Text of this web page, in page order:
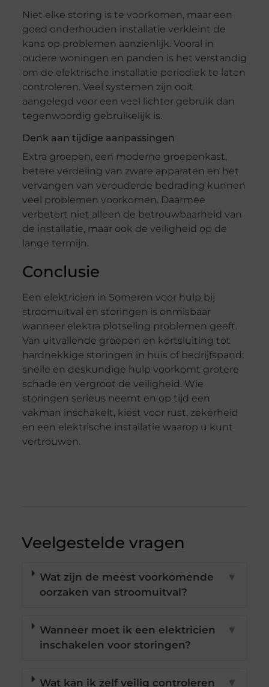
Niet elke storing is te voorkomen, maar een
goed onderhouden installatie verkleint de
kans op problemen aanzienlijk. Vooral in
oudere woningen en panden is het verstandig
om de elektrische installatie periodiek te laten
controleren. Veel systemen zijn ooit
aangelegd voor een veel lichter gebruik dan
tegenwoordig gebruikelijk is.
Denk aan tijdige aanpassingen
Extra groepen, een moderne groepenkast,
betere verdeling van zware apparaten en het
vervangen van verouderde bedrading kunnen
veel problemen voorkomen. Daarmee
verbetert niet alleen de betrouwbaarheid van
de installatie, maar ook de veiligheid op de
lange termijn.
Conclusie
Een elektricien in Someren voor hulp bij
stroomuitval en storingen is onmisbaar
wanneer elektra plotseling problemen geeft.
Van uitvallende groepen en kortsluiting tot
hardnekkige storingen in huis of bedrijfspand:
snelle en deskundige hulp voorkomt grotere
schade en vergroot de veiligheid. Wie
storingen serieus neemt en op tijd een
vakman inschakelt, kiest voor rust, zekerheid
en een elektrische installatie waarop u kunt
vertrouwen.
Veelgestelde vragen
Wat zijn de meest voorkomende
oorzaken van stroomuitval?
▼
Wanneer moet ik een elektricien
inschakelen voor storingen?
▼
Wat kan ik zelf veilig controleren ▼